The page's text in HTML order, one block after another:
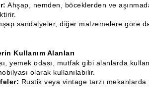
Ahşap, nemden, böceklerden ve
sandalyeler, diğer malzemelere göre
Kullanım Alanları
yemek odası, mutfak gibi alanlarda
olarak kullanılabilir.
Rustik veya vintage tarzı mekanlarda